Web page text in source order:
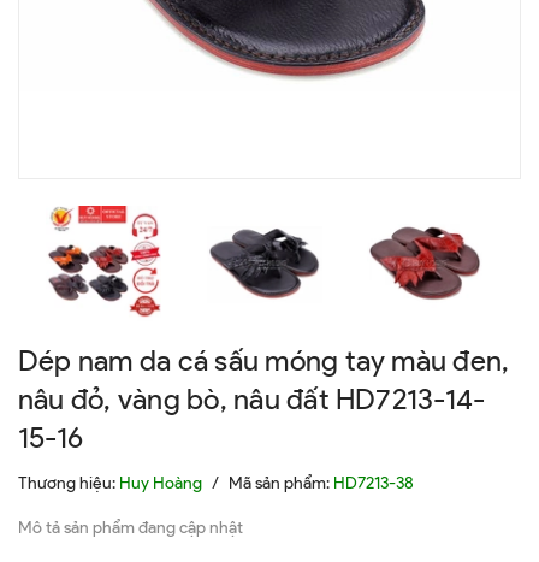
Dép nam da cá sấu móng tay màu đen,
nâu đỏ, vàng bò, nâu đất HD7213-14-
15-16
Thương hiệu: Huy Hoàng / Mã sản phẩm: HD7213-38
Mô tả sản phẩm đang cập nhật